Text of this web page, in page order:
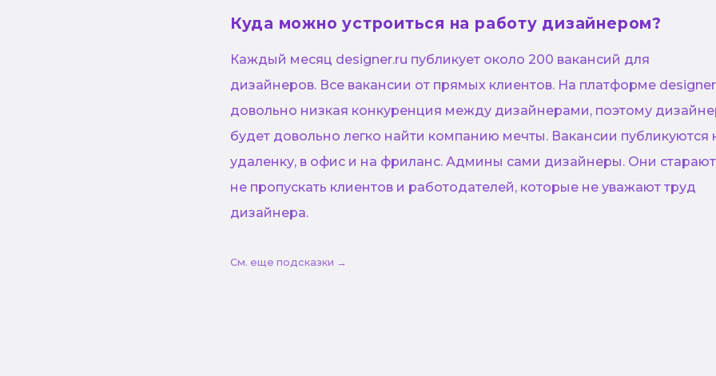
Куда можно устроиться на работу дизайнером?
Каждый месяц designer.ru публикует около 200 вакансий для
дизайнеров. Все вакансии от прямых клиентов. На платформе
довольно низкая конкуренция между дизайнерами, поэтому
будет довольно легко найти компанию мечты. Вакансии публикуются
удаленку, в офис и на фриланс. Админы сами дизайнеры. Они
не пропускать клиентов и работодателей, которые не уважают труд
дизайнера.
См. еще подсказки →